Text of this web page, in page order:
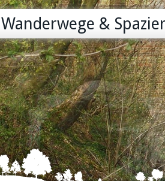
Wanderwege &